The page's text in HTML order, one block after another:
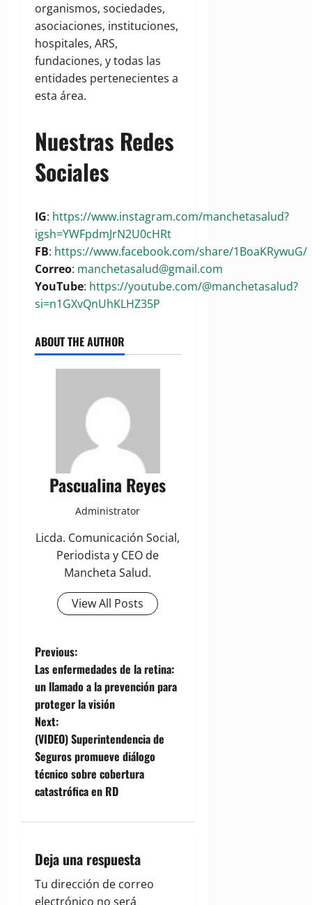
organismos, sociedades,
asociaciones, instituciones,
hospitales, ARS,
fundaciones, y todas las
entidades pertenecientes a
esta área.
Nuestras Redes
Sociales
IG: https://www.instagram.com/manchetasalud?
igsh=YWFpdmJrN2U0cHRt
FB: https://www.facebook.com/share/1BoaKRywuG/
Correo: manchetasalud@gmail.com
YouTube: https://youtube.com/@manchetasalud?
si=n1GXvQnUhKLHZ35P
ABOUT THE AUTHOR
Pascualina Reyes
Administrator
Licda. Comunicación Social,
Periodista y CEO de
Mancheta Salud.
View All Posts
P
o
s
t
n
a
i
g
Previous:
Las enfermedades de la retina:
un llamado a la prevención para
proteger la visión
Next:
(VIDEO) Superintendencia de
Seguros promueve diálogo
técnico sobre cobertura
catastrófica en RD
Deja una respuesta
Tu dirección de correo
electrónico no será